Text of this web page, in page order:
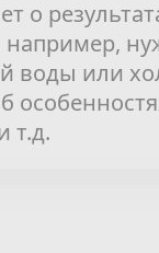
о
воды или
т.д.